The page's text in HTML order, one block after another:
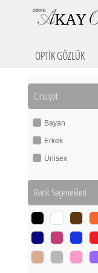
OPTİK GÖZLÜK
Cinsiyet
Bayan
Erkek
Unisex
Renk Seçenekleri